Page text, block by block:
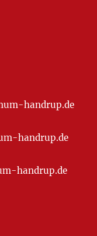
handrup.de
handrup.de
handrup.de